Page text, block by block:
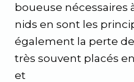
boueuse nécessaires
nids en sont les
également la perte
très souvent placés
et